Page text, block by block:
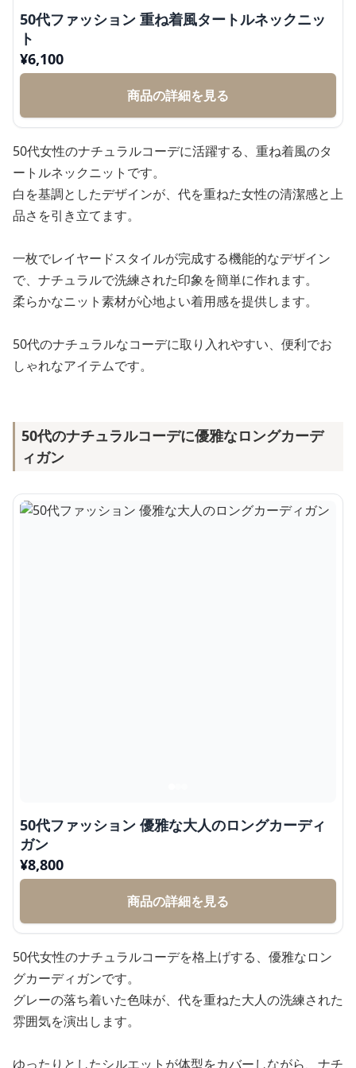
50代ファッション 重ね着風タートルネックニッ
ト
¥6,100
商品の詳細を見る
50代女性のナチュラルコーデに活躍する、重ね着風のタ
ートルネックニットです。
白を基調としたデザインが、代を重ねた女性の清潔感と上
品さを引き立てます。
一枚でレイヤードスタイルが完成する機能的なデザイン
で、ナチュラルで洗練された印象を簡単に作れます。
柔らかなニット素材が心地よい着用感を提供します。
50代のナチュラルなコーデに取り入れやすい、便利でお
しゃれなアイテムです。
50代のナチュラルコーデに優雅なロングカーデ
ィガン
50代ファッション 優雅な大人のロングカーディ
ガン
¥8,800
商品の詳細を見る
50代女性のナチュラルコーデを格上げする、優雅なロン
グカーディガンです。
グレーの落ち着いた色味が、代を重ねた大人の洗練された
雰囲気を演出します。
ゆったりとしたシルエットが体型をカバーしながら、ナチ